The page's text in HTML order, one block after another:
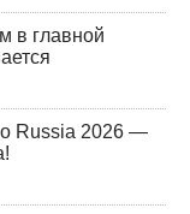
в главной
Russia 2026 —